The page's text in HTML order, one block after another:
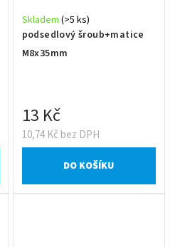
podsedlový šroub+matice
M8x35mm
Skladem (>5 ks)
10,74 Kč bez DPH
13 Kč
DO KOŠÍKU